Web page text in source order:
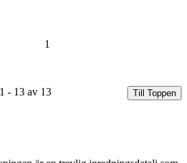
1
- 13 av 13 Till Toppen